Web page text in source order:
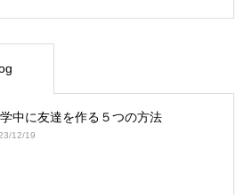
中に友達を作る５つの方法
12/19